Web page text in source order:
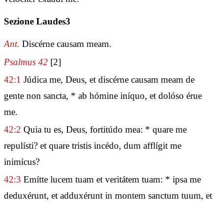
Sezione Laudes3
Ant. Discérne causam meam.
Psalmus 42 [2]
42:1 Júdica me, Deus, et discérne causam meam de
gente non sancta, * ab hómine iníquo, et dolóso érue
me.
42:2 Quia tu es, Deus, fortitúdo mea: * quare me
repulísti? et quare tristis incédo, dum afflígit me
inimícus?
42:3 Emítte lucem tuam et veritátem tuam: * ipsa me
deduxérunt, et adduxérunt in montem sanctum tuum, et